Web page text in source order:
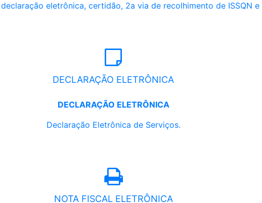
eletrônica, certidão, 2a via de recolhimento de ISSQN e
DECLARAÇÃO ELETRÔNICA
DECLARAÇÃO ELETRÔNICA
Declaração Eletrônica de Serviços.
NOTA FISCAL ELETRÔNICA